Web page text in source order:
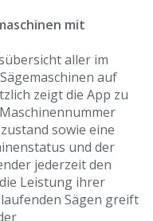
mit
aller im
auf
zeigt die App zu
sowie eine
und der
jederzeit den
Leistung ihrer
Sägen greift